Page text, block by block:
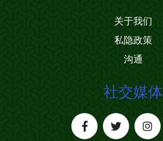
关于我们
私隐政策
沟通
社交媒体